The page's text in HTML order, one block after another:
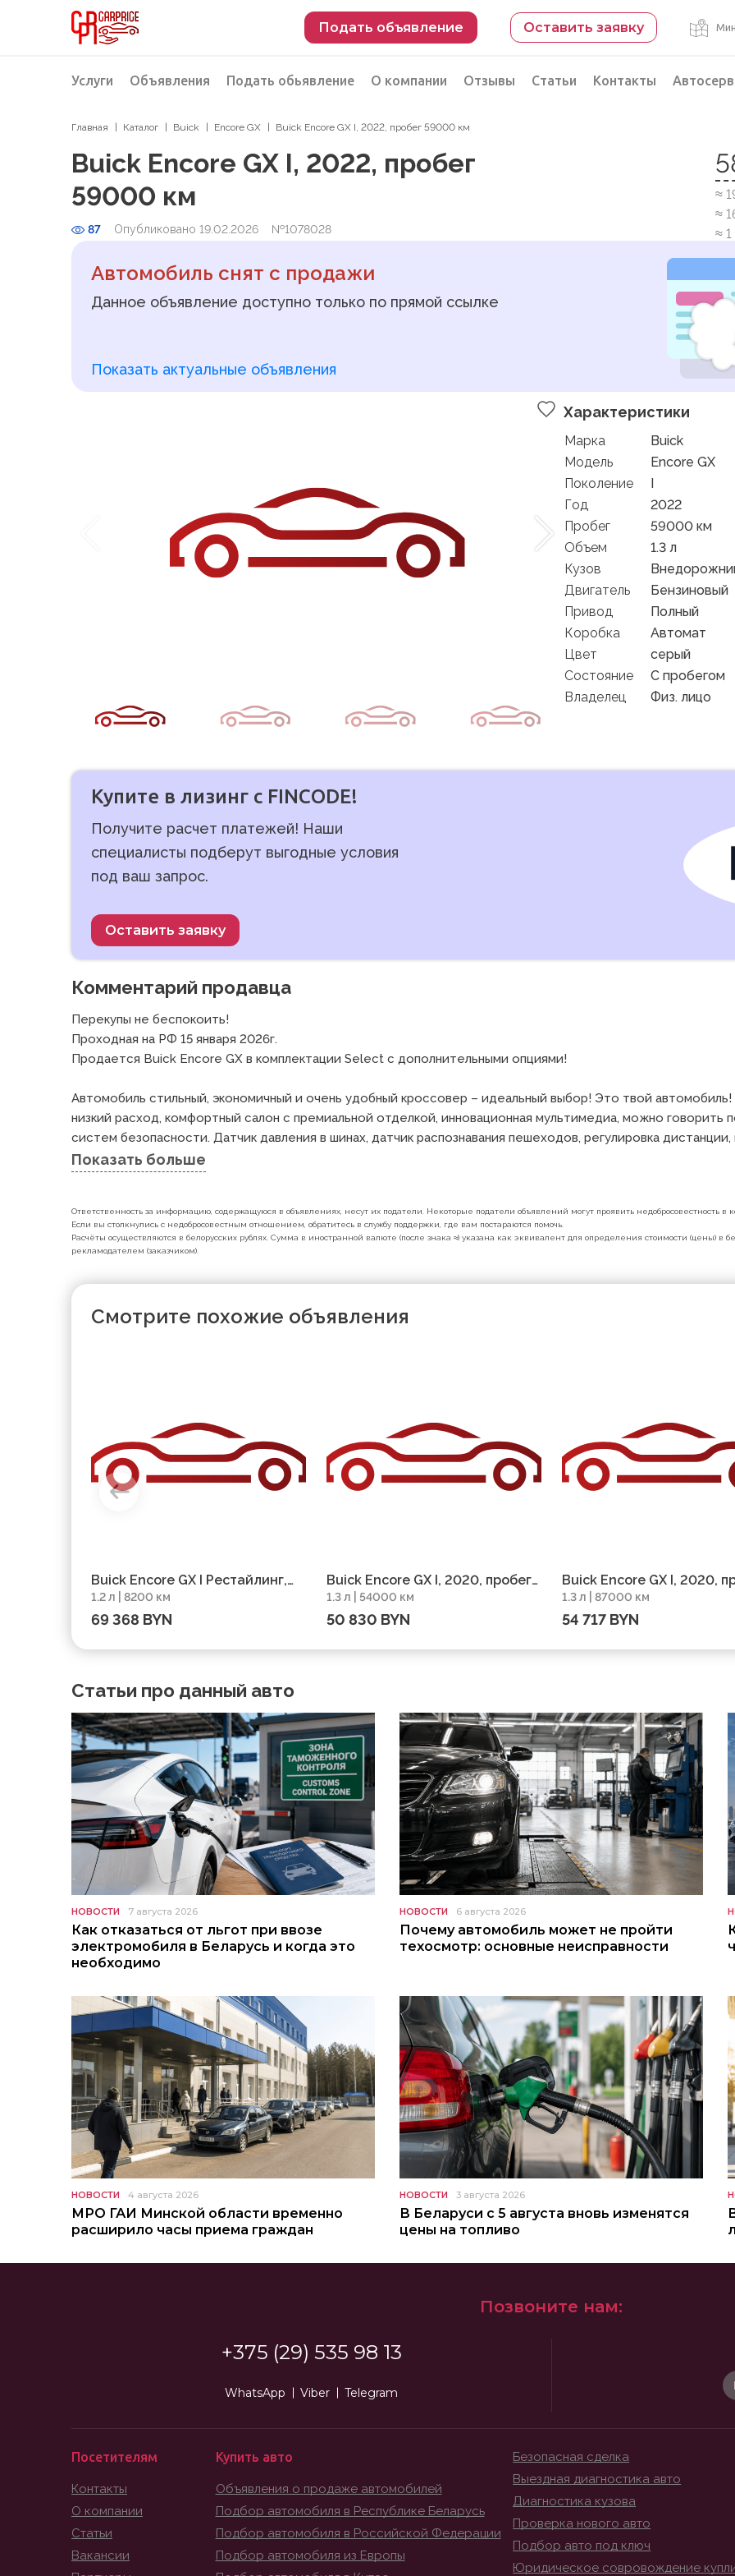
Подать объявление Оставить заявку
Услуги
Подбор автомобиля
Подбор автомобиля из Российской Федерации
Подбор автомобиля из Европы
Проверка автомобиля перед покупкой
Объявления Подать обьявление
Разместить объявление о продаже
О компании Отзывы Статьи Контакты
Главная Каталог Buick Encore GX Buick Encore GX I, 2022, пробег 59000 км
Buick Encore GX I, 2022, пробег
59000 км
87 Опубликовано 19.02.2026 №1078028
≈
≈
≈
Автомобиль снят с продажи
Данное объявление доступно только по прямой ссылке
Показать актуальные объявления
Характеристики
Марка
Buick
Модель
Encore GX
Поколение
I
Год
2022
Пробег
59000 км
Объем
1.3 л
Кузов
Двигатель
Бензиновый
Привод
Полный
Коробка
Автомат
Цвет
серый
Состояние
C пробегом
Владелец
Физ. лицо
Купите в лизинг с FINCODE!
Получите расчет платежей! Наши
специалисты подберут выгодные условия
под ваш запрос.
Оставить заявку
Комментарий продавца
Перекупы не беспокоить!
Проходная на РФ 15 января 2026г.
Продается Buick Encore GX в комплектации Select с дополнительными опциями!
Автомобиль стильный, экономичный и очень удобный кроссовер – идеальный выбор! Это твой автомобиль!
низкий расход, комфортный салон с премиальной отделкой, инновационная мультимедиа, можно говорить
систем безопасности. Датчик давления в шинах, датчик распознавания пешеходов, регулировка
Показать больше
Ответственность за информацию, содержащуюся в объявлениях, несут их податели. Некоторые податели объявлений могут проявить недобросовестность в
Если вы столкнулись с недобросовестным отношением, обратитесь в службу поддержки, где вам постараются помочь.
Расчёты осуществляются в белорусских рублях. Сумма в иностранной валюте (после знака ≈) указана как эквивалент для определения стоимости (цены) в
рекламодателем (заказчиком).
Смотрите похожие объявления
Buick Encore GX I Рестайлинг,
2023, пробег 8200 км
1.2 л | 8200 км
69 368 BYN
Buick Encore GX I, 2020, пробег
54000 км
1.3 л | 54000 км
50 830 BYN
Buick Encore GX I, 2020,
87000 км
1.3 л | 87000 км
54 717 BYN
Статьи про данный авто
НОВОСТИ 7 августа 2026
Как отказаться от льгот при ввозе
электромобиля в Беларусь и когда это
необходимо
НОВОСТИ 6 августа 2026
Почему автомобиль может не пройти
техосмотр: основные неисправности
НОВОСТИ 4 августа 2026
МРО ГАИ Минской области временно
расширило часы приема граждан
НОВОСТИ 3 августа 2026
В Беларуси с 5 августа вновь изменятся
цены на топливо
Позвоните нам:
+375 (29) 535 98 13
WhatsApp Viber Telegram
Посетителям
Контакты
О компании
Статьи
Вакансии
Купить авто
Объявления о продаже автомобилей
Подбор автомобиля в Республике Беларусь
Подбор автомобиля в Российской Федерации
Подбор автомобиля из Европы
Безопасная сделка
Выездная диагностика авто
Диагностика кузова
Проверка нового авто
Подбор авто под ключ
Юридическое совровождение